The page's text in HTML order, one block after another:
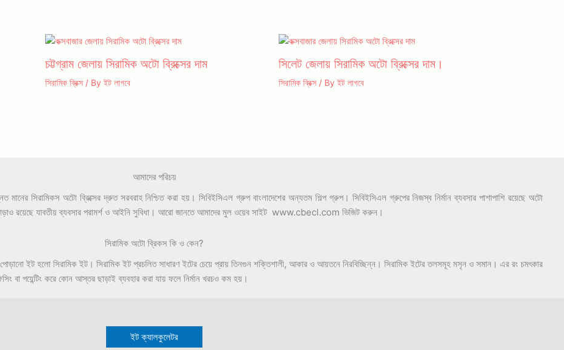
চট্টগ্রাম জেলায় সিরামিক অটো ব্রিক্সের দাম
সিরামিক ব্রিক্স/ By ইট লাগবে
সিলেট জেলায় সিরামিক অটো ব্রিক্সের দাম।
সিরামিক ব্রিক্স / Byইট লাগবে
আমাদের পরিচয়
সিরামিকস অটো ব্রিক্সের দ্রুত সরবরাহ নিশ্চিত করা হয়। সিবিইসিএল গ্রুপ বাংলাদেশের অন্যতম শিল্প গ্রুপ। সিবিইসিএল গ্রুপের নিজস্ব নির্মান ব্যবসার পাশাপাশি রয়েছে অটো
রয়েছে যাবতীয় ব্যবসার পরামর্শ ও আইনি সুবিধা। আরো জানতে আমাদের মুল ওয়েব সাইট www.cbecl.com ভিজিট করুন।
সিরামিক অটো ব্রিকস কি ও কেন?
পোড়ানো ইট হলো সিরামিক ইট। সিরামিক ইট প্রচলিত সাধারণ ইটের চেয়ে প্রায় তিনগুন শক্তিশালী, আকার ও আয়তনে নিরবিচ্ছিন্ন। সিরামিক ইটের তলসমূহ মসৃন ও সমান। এর রং চমৎকার
বা পয়েন্টিং করে কোন আস্তর ছাড়াই ব্যবহার করা যায় ফলে নির্মান খরচও কম হয়।
ইট ক্যালকুলেটর